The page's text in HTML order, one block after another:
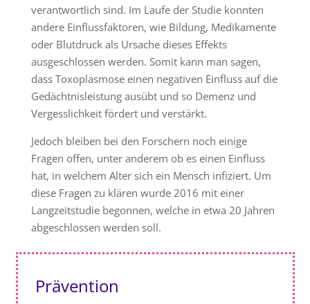
verantwortlich sind. Im Laufe der Studie konnten
andere Einflussfaktoren, wie Bildung, Medikamente
oder Blutdruck als Ursache dieses Effekts
ausgeschlossen werden. Somit kann man sagen,
dass Toxoplasmose einen negativen Einfluss auf die
Gedächtnisleistung ausübt und so Demenz und
Vergesslichkeit fördert und verstärkt.
Jedoch bleiben bei den Forschern noch einige
Fragen offen, unter anderem ob es einen Einfluss
hat, in welchem Alter sich ein Mensch infiziert. Um
diese Fragen zu klären wurde 2016 mit einer
Langzeitstudie begonnen, welche in etwa 20 Jahren
abgeschlossen werden soll.
Prävention